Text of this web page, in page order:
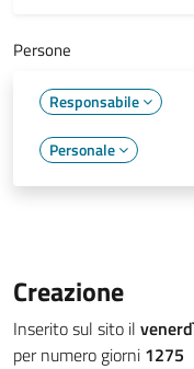
Persone
Responsabile
Personale
Creazione
Inserito sul sito il
per numero giorni 1275